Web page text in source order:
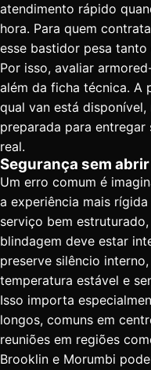
atendimento rápido
hora. Para quem contrata
esse bastidor pesa
Por isso, avaliar
além da ficha técnica. A
qual van está
preparada para
real.
Segurança sem
Um erro comum é
a experiência mais
serviço bem
blindagem deve estar
preserve silêncio
temperatura estável e
Isso importa
longos, comuns em
reuniões em regiões
Brooklin e Morumbi